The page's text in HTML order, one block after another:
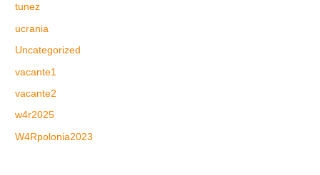
tunez
ucrania
Uncategorized
vacante1
vacante2
w4r2025
W4Rpolonia2023